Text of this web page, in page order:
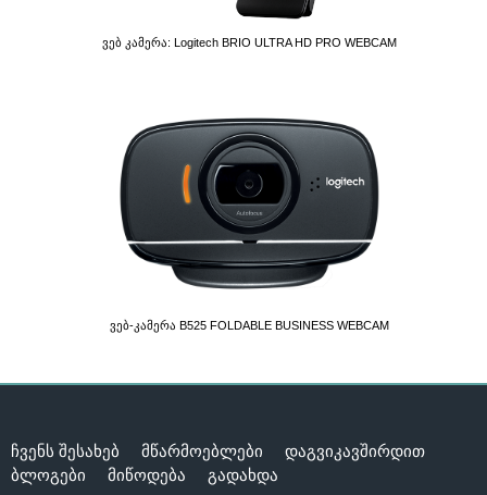
Ვებ Კამერა: Logitech BRIO ULTRA HD PRO WEBCAM
Ვებ-Კამერა B525 FOLDABLE BUSINESS WEBCAM
ჩვენს შესახებ მწარმოებლები
დაგვიკავშირდით
ბლოგები
მიწოდება გადახდა